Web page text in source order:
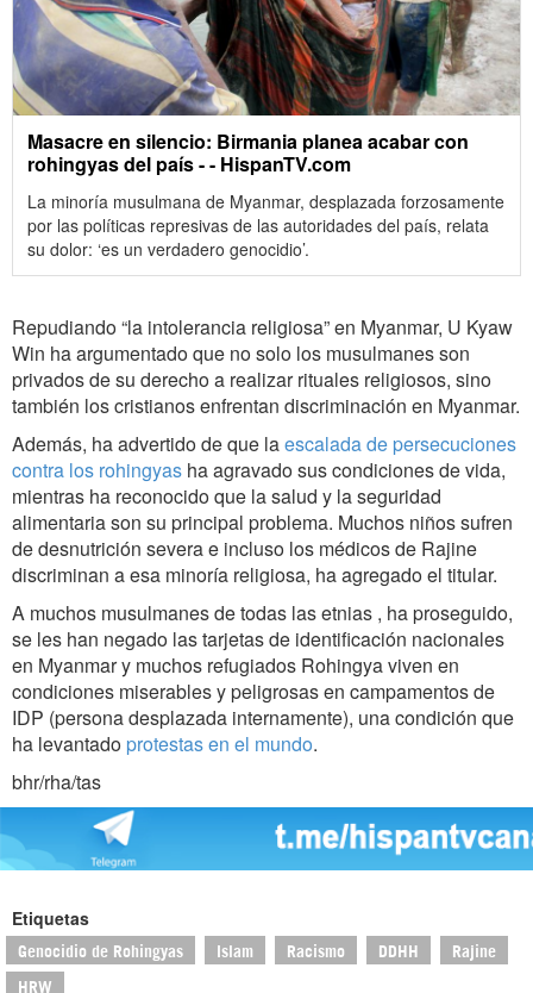
Masacre en silencio: Birmania planea acabar con
rohingyas del país - - HispanTV.com
La minoría musulmana de Myanmar, desplazada forzosamente
por las políticas represivas de las autoridades del país, relata
su dolor: ‘es un verdadero genocidio’.
Repudiando “la intolerancia religiosa” en Myanmar, U Kyaw
Win ha argumentado que no solo los musulmanes son
privados de su derecho a realizar rituales religiosos, sino
también los cristianos enfrentan discriminación en Myanmar.
Además, ha advertido de que laescalada de persecuciones
contra los rohingyas ha agravado sus condiciones de vida,
mientras ha reconocido que la salud y la seguridad
alimentaria son su principal problema. Muchos niños sufren
de desnutrición severa e incluso los médicos de Rajine
discriminan a esa minoría religiosa, ha agregado el titular.
A muchos musulmanes de todas las etnias , ha proseguido,
se les han negado las tarjetas de identificación nacionales
en Myanmar y muchos refugiados Rohingya viven en
condiciones miserables y peligrosas en campamentos de
IDP (persona desplazada internamente), una condición que
ha levantado protestas en el mundo.
bhr/rha/tas
Etiquetas
Genocidio de Rohingyas Islam Racismo DDHH Rajine
HRW